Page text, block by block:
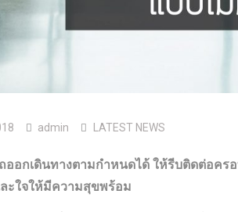
admin LATEST NEWS
ออกเดินทางตามกำหนดได้ ให้รีบติดต่อค
ะใจให้มีความสุขพร้อม